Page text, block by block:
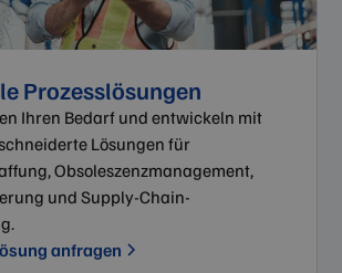
Prozesslösungen
Ihren Bedarf und entwickeln mit
Lösungen für
Obsoleszenzmanagement,
und Supply-Chain-
anfragen